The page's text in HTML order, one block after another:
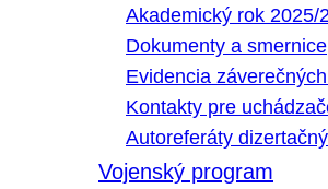
Akademický rok 2025/
Dokumenty a smernice
Evidencia
Kontakty pre
Autoreferáty
Vojenský program